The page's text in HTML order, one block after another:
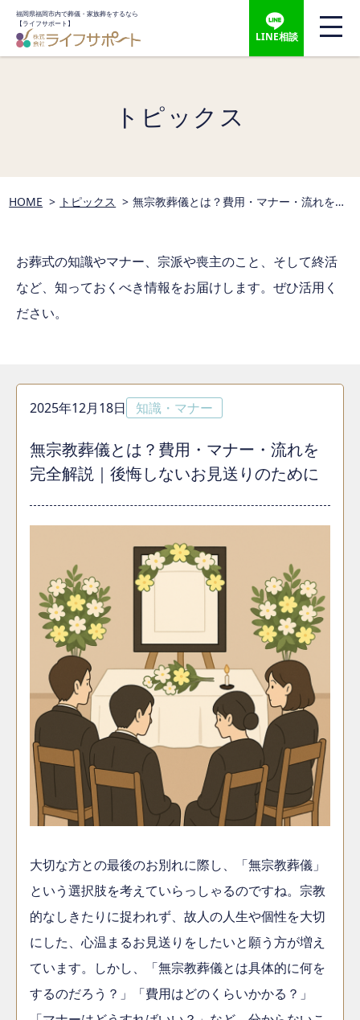
福岡県福岡市内で葬儀・家族葬をするなら
【ライフサポート】
LINE相談
トピックス
HOME トピックス
無宗教葬儀とは？費用・マナー・流れを完
お葬式の知識やマナー、宗派や喪主のこと、そして終活
など、 知っておくべき情報をお届けします。ぜひ活用く
ださい。
2025年12月18日 知識・マナー
無宗教葬儀とは？費用・マナー・流れを
完全解説｜後悔しないお見送りのために
大切な方との最後のお別れに際し、「無宗教葬儀」
という選択肢を考えていらっしゃるのですね。宗教
的なしきたりに捉われず、故人の人生や個性を大切
にした、心温まるお見送りをしたいと願う方が増え
ています。しかし、「無宗教葬儀とは具体的に何を
するのだろう？」「費用はどのくらいかかる？」